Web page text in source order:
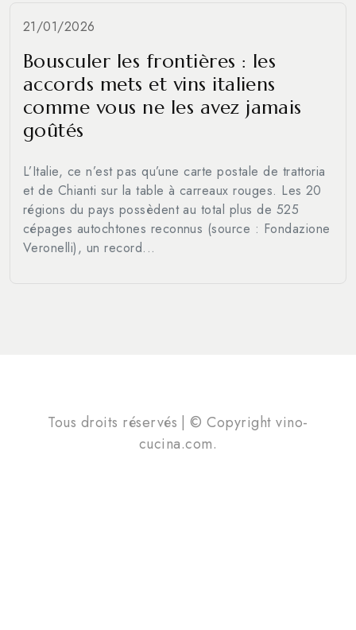
21/01/2026
Bousculer les frontières : les
accords mets et vins italiens
comme vous ne les avez jamais
goûtés
L’Italie, ce n’est pas qu’une carte postale de trattoria
et de Chianti sur la table à carreaux rouges. Les 20
régions du pays possèdent au total plus de 525
cépages autochtones reconnus (source : Fondazione
Veronelli), un record...
Tous droits réservés | © Copyright vino-
cucina.com.